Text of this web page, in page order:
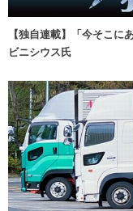
【独自連載】「今そこ
ビニシウス氏